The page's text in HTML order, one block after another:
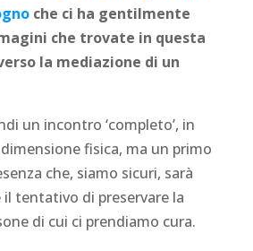
che ci ha gentilmente
che trovate in questa
la mediazione di un
un incontro ‘completo’, in
fisica, ma un primo
che, siamo sicuri, sarà
il tentativo di preservare la
di cui ci prendiamo cura.